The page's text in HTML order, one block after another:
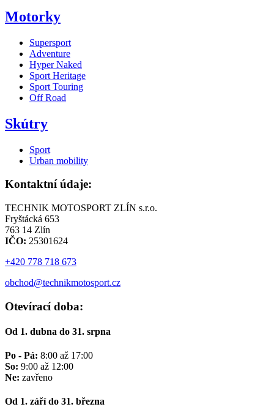
Motorky
Supersport
Adventure
Hyper Naked
Sport Heritage
Sport Touring
Off Road
Skútry
Sport
Urban mobility
Kontaktní údaje:
TECHNIK MOTOSPORT ZLÍN s.r.o.
Fryštácká 653
763 14 Zlín
IČO: 25301624
+420 778 718 673
obchod@technikmotosport.cz
Otevírací doba:
Od 1. dubna do 31. srpna
Po - Pá: 8:00 až 17:00
So: 9:00 až 12:00
Ne: zavřeno
Od 1. září do 31. března